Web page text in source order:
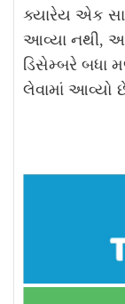
ક્યારેય એક
આવ્યા નથી,
ડિસેમ્બરે બધા
લેવામાં આવ્યો